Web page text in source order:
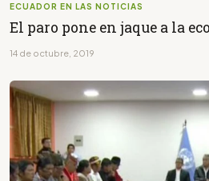
ECUADOR EN LAS NOTICIAS
El paro pone en jaque a la
14 de octubre, 2019